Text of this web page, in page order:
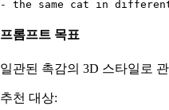
프롬프트 목표
일관된 촉감의 3D 스타일로
추천 대상: